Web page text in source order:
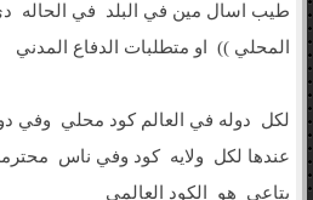
طيب اسال مين في البلد في الحاله
المحلي )) او متطلبات الدفاع المدني
لكل دوله في العالم كود محلي وفي
عندها لكل ولايه كود وفي ناس محترمه
بتاعي هو الكود العالمي